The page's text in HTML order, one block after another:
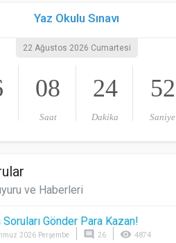
Yaz Okulu Sınavı
22 Ağustos 2026 Cumartesi
08
Saat
24
Dakika
51
Saniye
ve Haberleri
Soruları Gönder Para Kazan!
2026 Perşembe comment 26 visibility 4874